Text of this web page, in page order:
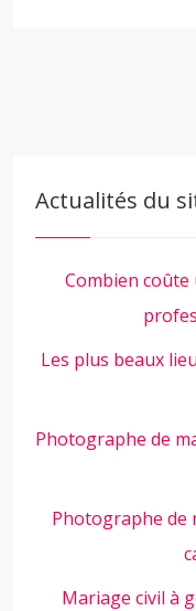
Actualités du
Combien
Les plus beaux
Photographe de
Photographe de
Mariage civil à